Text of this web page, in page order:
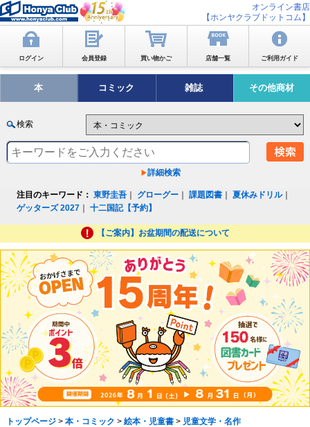
オンライン書店
【ホンヤクラブドットコム】
ログイン 会員登録 買い物かご 店舗一覧 ご利用ガイド
本 コミック 雑誌 その他商材
検索
詳細検索
注目のキーワード： 東野圭吾 グローグー ｜課題図書 ｜夏休みドリル｜
ゲッターズ 2027 ｜十二国記【予約】
【ご案内】お盆期間の配送について
トップページ> 本・コミック > 絵本・児童書> 児童文学・名作